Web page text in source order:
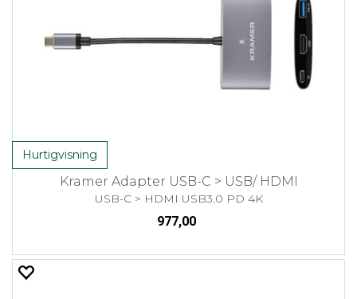
Hurtigvisning
Kramer Adapter USB-C > USB/ HDMI
USB-C > HDMI USB3.0 PD 4K
977,00